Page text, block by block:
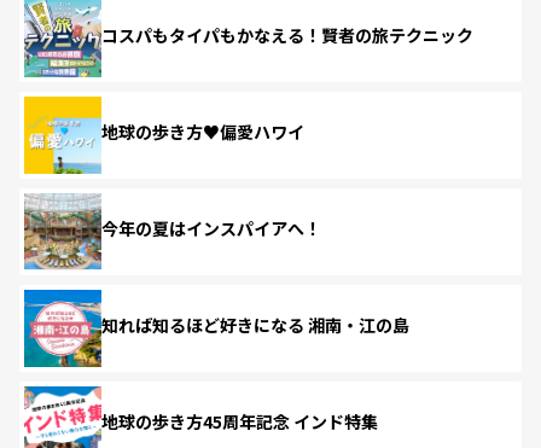
コスパもタイパもかなえる！賢者の旅テクニック
地球の歩き方♥偏愛ハワイ
今年の夏はインスパイアへ！
知れば知るほど好きになる 湘南・江の島
地球の歩き方45周年記念 インド特集